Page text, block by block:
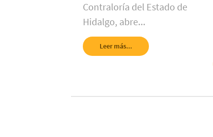
Contraloría del Estado de
Hidalgo, abre...
Leer más...